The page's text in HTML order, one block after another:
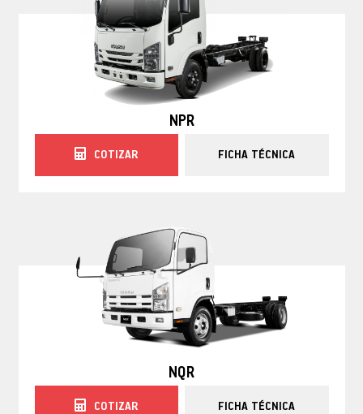
NPR
COTIZAR FICHA TÉCNICA
NQR
COTIZAR FICHA TÉCNICA